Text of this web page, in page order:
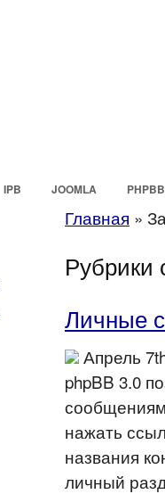
IPB JOOMLA PHPBB
Главная »
Рубрики
Личные
Апрель
phpBB 3.0
нажать
названия
личный